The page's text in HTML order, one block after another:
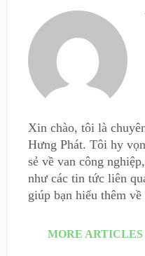
Xin chào, tôi là
Hưng Phát. Tôi hy
sẻ về van công
như các tin tức liên
giúp bạn hiểu thêm
MORE